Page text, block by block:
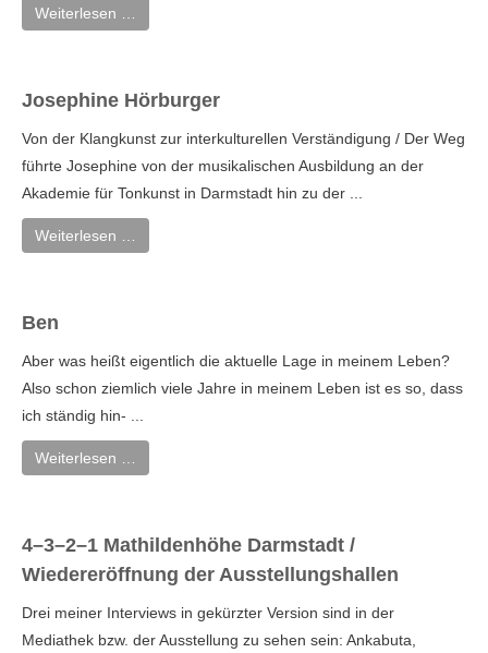
Weiterlesen …
Josephine Hörburger
Von der Klangkunst zur interkulturellen Verständigung / Der Weg
führte Josephine von der musikalischen Ausbildung an der
Akademie für Tonkunst in Darmstadt hin zu der ...
Weiterlesen …
Ben
Aber was heißt eigentlich die aktuelle Lage in meinem Leben?
Also schon ziemlich viele Jahre in meinem Leben ist es so, dass
ich ständig hin- ...
Weiterlesen …
4–3–2–1 Mathildenhöhe Darmstadt /
Wiedereröffnung der Ausstellungshallen
Drei meiner Interviews in gekürzter Version sind in der
Mediathek bzw. der Ausstellung zu sehen sein: Ankabuta,